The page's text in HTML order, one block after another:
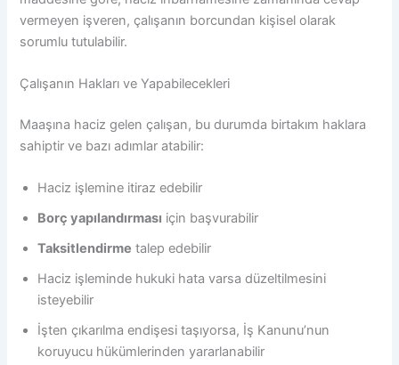
vermeyen işveren, çalışanın borcundan kişisel olarak
sorumlu tutulabilir.
Çalışanın Hakları ve Yapabilecekleri
Maaşına haciz gelen çalışan, bu durumda birtakım haklara
sahiptir ve bazı adımlar atabilir:
Haciz işlemine itiraz edebilir
Borç yapılandırması için başvurabilir
Taksitlendirme talep edebilir
Haciz işleminde hukuki hata varsa düzeltilmesini
isteyebilir
İşten çıkarılma endişesi taşıyorsa, İş Kanunu’nun
koruyucu hükümlerinden yararlanabilir